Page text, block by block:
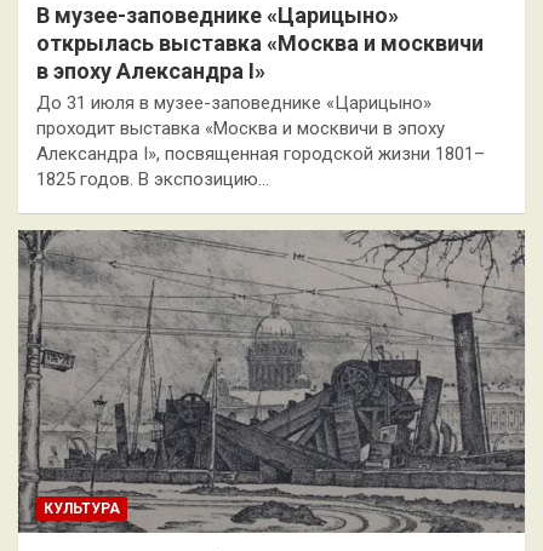
В музее-заповеднике «Царицыно»
открылась выставка «Москва и москвичи
в эпоху Александра I»
До 31 июля в музее-заповеднике «Царицыно»
проходит выставка «Москва и москвичи в эпоху
Александра I», посвященная городской жизни 1801–
1825 годов. В экспозицию…
КУЛЬТУРА